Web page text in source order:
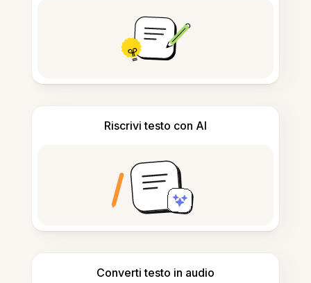
Riscrivi testo con AI
Converti testo in audio